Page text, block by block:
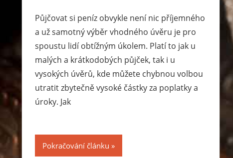
Půjčovat si peníz obvykle není nic příjemného
a už samotný výběr vhodného úvěru je pro
spoustu lidí obtížným úkolem. Platí to jak u
malých a krátkodobých půjček, tak i u
vysokých úvěrů, kde můžete chybnou volbou
utratit zbytečně vysoké částky za poplatky a
úroky. Jak
Pokračování článku